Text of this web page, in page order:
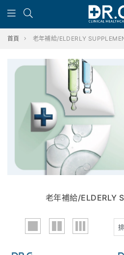
首頁 老年補給/ELDERLY
老年補給/ELDERLY